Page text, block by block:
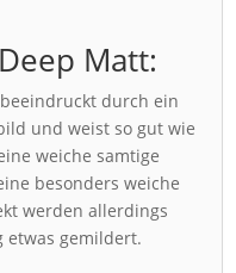
Matt:
durch ein
und weist so gut wie
weiche samtige
besonders weiche
werden allerdings
etwas gemildert.